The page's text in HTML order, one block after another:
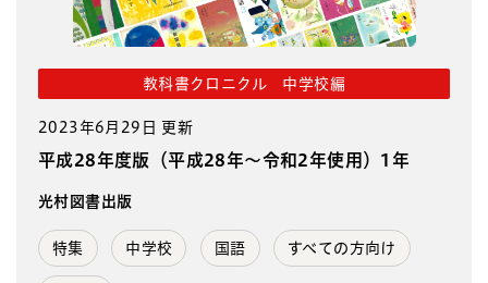
教科書クロニクル 中学校編
2023年6月29日 更新
平成28年度版（平成28年～令和2年使用）1年
光村図書出版
特集 中学校 国語 すべての方向け